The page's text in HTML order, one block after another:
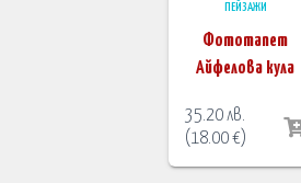
ПЕЙЗАЖИ
Фототапет
Айфелова кула
35.20лв.
(18.00€)